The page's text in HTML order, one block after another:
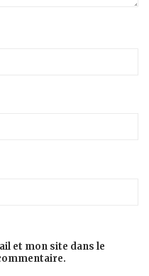
et mon site dans le